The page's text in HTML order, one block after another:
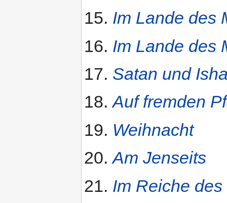
Im Lande des
Im Lande des
Satan und
Auf fremden
Weihnacht
Am Jenseits
Im Reiche